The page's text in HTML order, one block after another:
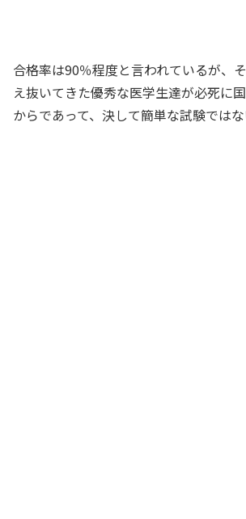
合格率は90％程度と言われているが、
え抜いてきた優秀な医学生達が必死に
からであって、決して簡単な試験ではな